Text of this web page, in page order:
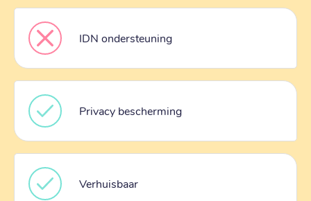
IDN ondersteuning
Privacy bescherming
Verhuisbaar